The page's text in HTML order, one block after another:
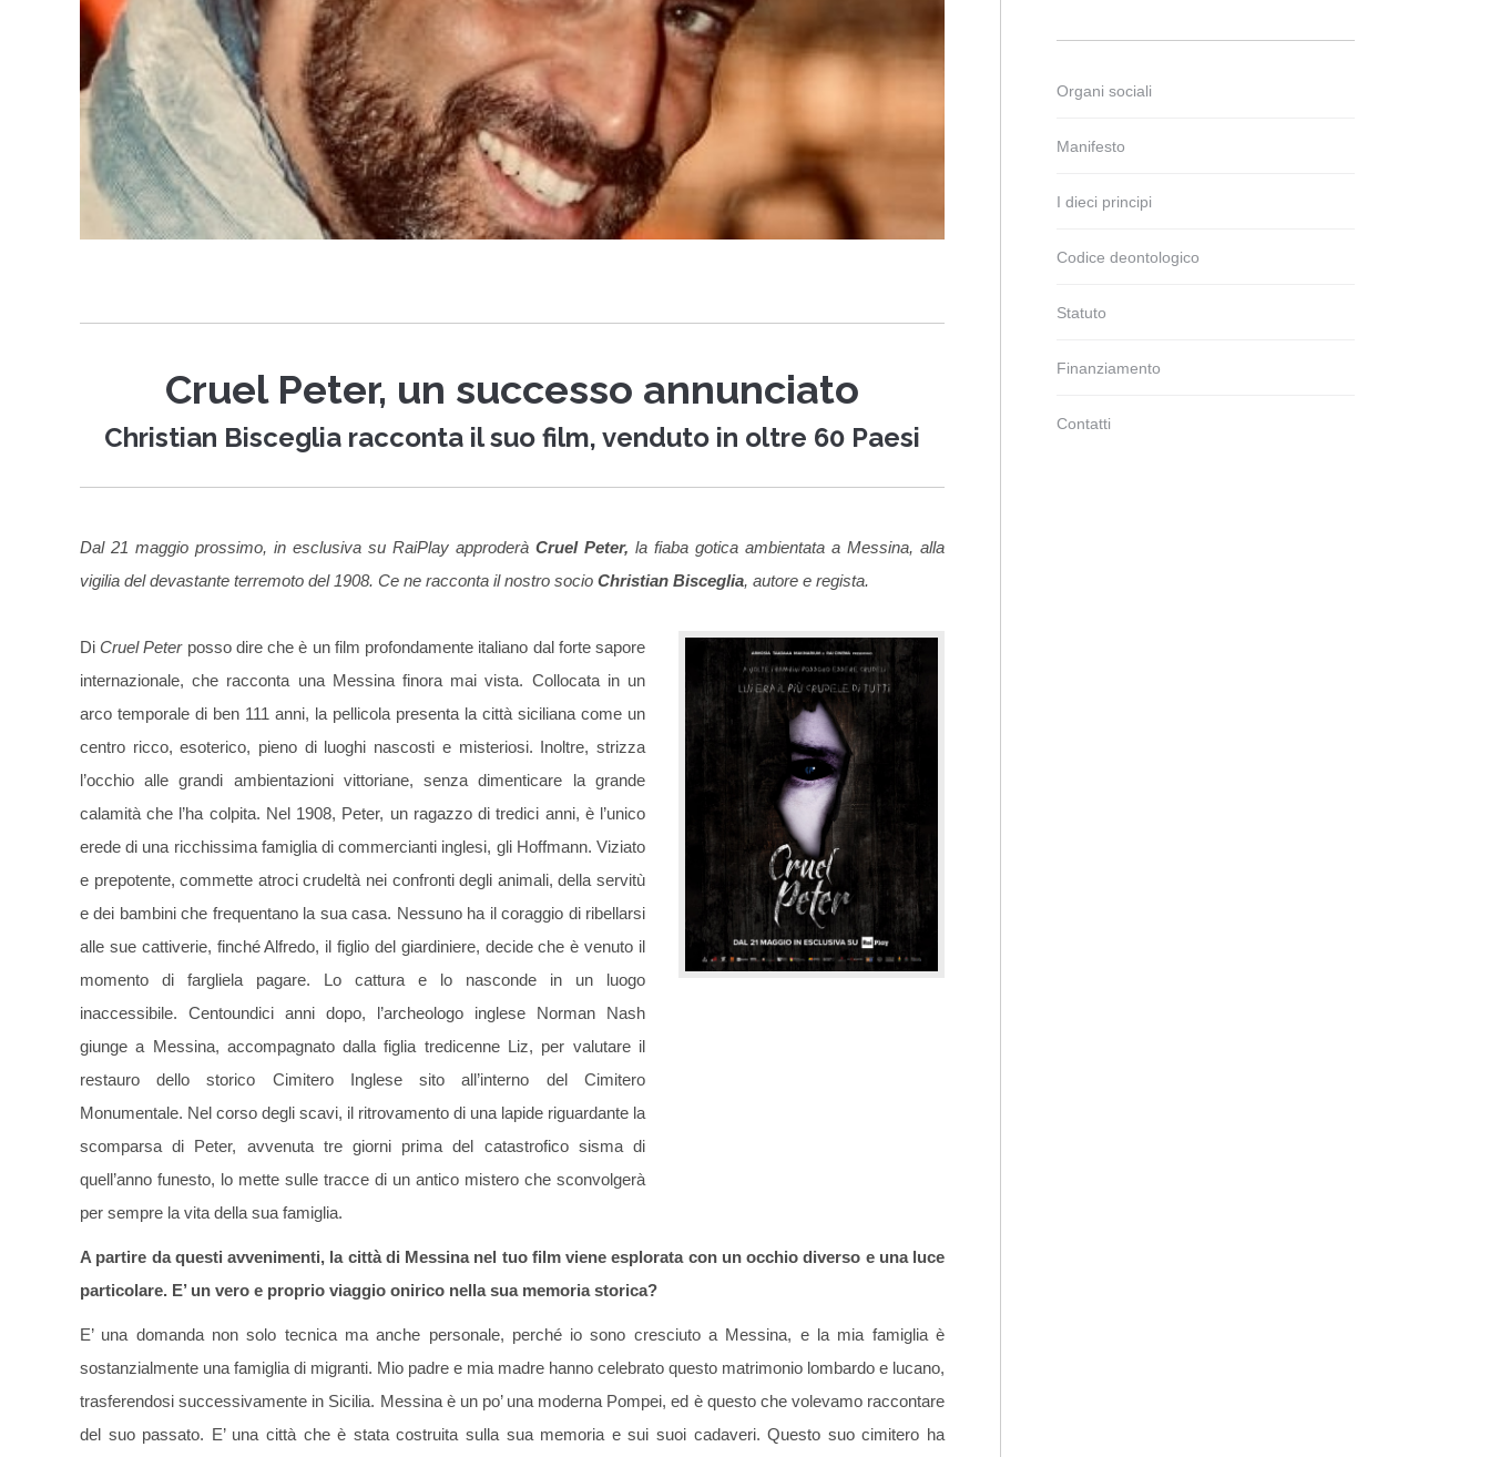
Cruel Peter, un successo annunciato
Christian Bisceglia racconta il suo film, venduto in oltre 60 Paesi
Dal 21 maggio prossimo, in esclusiva su RaiPlay approderà Cruel Peter, la fiaba gotica ambientata a Messina, alla
vigilia del devastante terremoto del 1908. Ce ne racconta il nostro socio Christian Bisceglia, autore e regista.
DiCruel Peterposso dire che è un film profondamente italiano dal forte sapore
internazionale, che racconta una Messina finora mai vista. Collocata in un
arco temporale di ben 111 anni, la pellicola presenta la città siciliana come un
centro ricco, esoterico, pieno di luoghi nascosti e misteriosi. Inoltre, strizza
l’occhio alle grandi ambientazioni vittoriane, senza dimenticare la grande
calamità che l’ha colpita. Nel 1908, Peter, un ragazzo di tredici anni, è l’unico
erede di una ricchissima famiglia di commercianti inglesi, gli Hoffmann. Viziato
e prepotente, commette atroci crudeltà nei confronti degli animali, della servitù
e dei bambini che frequentano la sua casa. Nessuno ha il coraggio di ribellarsi
alle sue cattiverie, finché Alfredo, il figlio del giardiniere, decide che è venuto il
momento di fargliela pagare. Lo cattura e lo nasconde in un luogo
inaccessibile. Centoundici anni dopo, l’archeologo inglese Norman Nash
giunge a Messina, accompagnato dalla figlia tredicenne Liz, per valutare il
restauro dello storico Cimitero Inglese sito all’interno del Cimitero
Monumentale. Nel corso degli scavi, il ritrovamento di una lapide riguardante la
scomparsa di Peter, avvenuta tre giorni prima del catastrofico sisma di
quell’anno funesto, lo mette sulle tracce di un antico mistero che sconvolgerà
per sempre la vita della sua famiglia.
A partire da questi avvenimenti, la città di Messina nel tuo film viene esplorata con un occhio diverso e una luce
particolare. E’ un vero e proprio viaggio onirico nella sua memoria storica?
E’ una domanda non solo tecnica ma anche personale, perché io sono cresciuto a Messina, e la mia famiglia è
sostanzialmente una famiglia di migranti. Mio padre e mia madre hanno celebrato questo matrimonio lombardo e lucano,
trasferendosi successivamente in Sicilia. Messina è un po’ una moderna Pompei, ed è questo che volevamo raccontare
del suo passato. E’ una città che è stata costruita sulla sua memoria e sui suoi cadaveri. Questo suo cimitero ha
Organi sociali
Manifesto
I dieci principi
Codice deontologico
Statuto
Finanziamento
Contatti